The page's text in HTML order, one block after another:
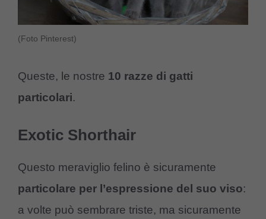
(Foto Pinterest)
Queste, le nostre 10 razze di gatti
particolari.
Exotic Shorthair
Questo meraviglio felino è sicuramente
particolare per l’espressione del suo viso:
a volte può sembrare triste, ma sicuramente